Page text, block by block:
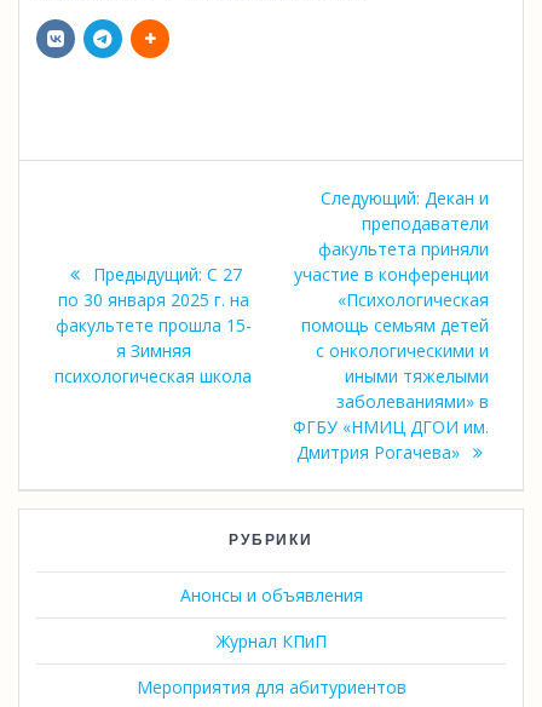
записям
Предыдущий: Предыдущая
запись:
С 27
по 30 января 2025 г. на
факультете прошла 15-
я Зимняя
психологическая школа
Следующий: Следующая
запись:
Декан и
преподаватели
факультета приняли
участие в конференции
«Психологическая
помощь семьям детей
с онкологическими и
иными тяжелыми
заболеваниями» в
ФГБУ «НМИЦ ДГОИ им.
Дмитрия Рогачева»
РУБРИКИ
Анонсы и объявления
Журнал КПиП
Мероприятия для абитуриентов